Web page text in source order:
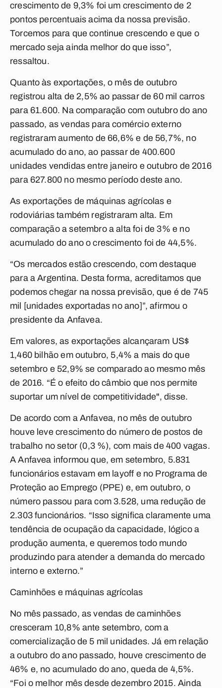
crescimento de 9,3% foi um crescimento de 2
pontos percentuais acima da nossa previsão.
Torcemos para que continue crescendo e que o
mercado seja ainda melhor do que isso”,
ressaltou.
Quanto às exportações, o mês de outubro
registrou alta de 2,5% ao passar de 60 mil carros
para 61.600. Na comparação com outubro do ano
passado, as vendas para comércio externo
registraram aumento de 66,6% e de 56,7%, no
acumulado do ano, ao passar de 400.600
unidades vendidas entre janeiro e outubro de 2016
para 627.800 no mesmo período deste ano.
As exportações de máquinas agrícolas e
rodoviárias também registraram alta. Em
comparação a setembro a alta foi de 3% e no
acumulado do ano o crescimento foi de 44,5%.
“Os mercados estão crescendo, com destaque
para a Argentina. Desta forma, acreditamos que
podemos chegar na nossa previsão, que é de 745
mil [unidades exportadas no ano]”, afirmou o
presidente da Anfavea.
Em valores, as exportações alcançaram US$
1,460 bilhão em outubro, 5,4% a mais do que
setembro e 52,9% se comparado ao mesmo mês
de 2016. “É o efeito do câmbio que nos permite
suportar um nível de competitividade", disse.
De acordo com a Anfavea, no mês de outubro
houve leve crescimento do número de postos de
trabalho no setor (0,3 %), com mais de 400 vagas.
A Anfavea informou que, em setembro, 5.831
funcionários estavam em layoff e no Programa de
Proteção ao Emprego (PPE) e, em outubro, o
número passou para com 3.528, uma redução de
2.303 funcionários. “Isso significa claramente uma
tendência de ocupação da capacidade, lógico a
produção aumenta, e queremos todo mundo
produzindo para atender a demanda do mercado
interno e externo.”
Caminhões e máquinas agrícolas
No mês passado, as vendas de caminhões
cresceram 10,8% ante setembro, com a
comercialização de 5 mil unidades. Já em relação
a outubro do ano passado, houve crescimento de
46% e, no acumulado do ano, queda de 4,5%.
“Foi o melhor mês desde dezembro 2015. Ainda